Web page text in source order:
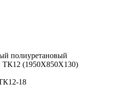
полиуретановый
ТК12 (1950Х850Х130)
18